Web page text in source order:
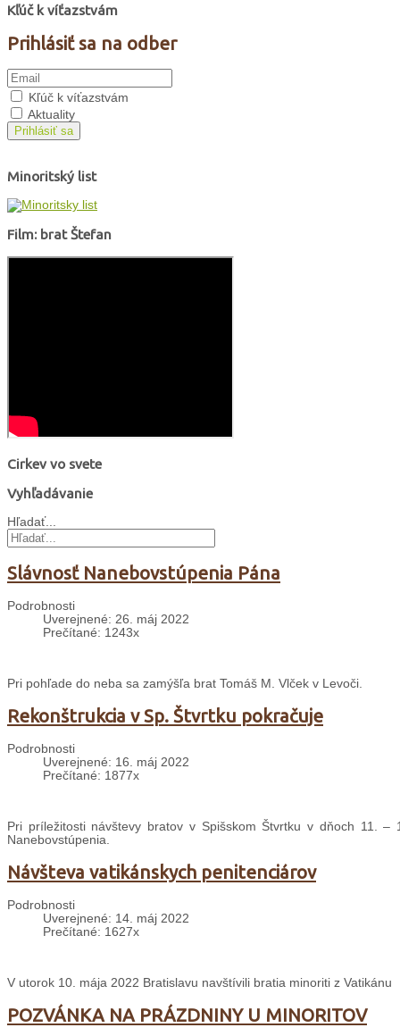
Kľúč k víťazstvám
Prihlásiť sa na odber
Kľúč k víťazstvám
Aktuality
Prihlásiť sa
Minoritský list
Film: brat Štefan
Cirkev vo svete
Vyhľadávanie
Hľadať...
Slávnosť Nanebovstúpenia Pána
Podrobnosti
Uverejnené: 26. máj 2022
Prečítané: 1243x
Pri pohľade do neba sa zamýšľa brat Tomáš M. Vlček v Levoči.
Rekonštrukcia v Sp. Štvrtku pokračuje
Podrobnosti
Uverejnené: 16. máj 2022
Prečítané: 1877x
Pri príležitosti návštevy bratov v Spišskom Štvrtku v dňoch 11.
Nanebovstúpenia.
Návšteva vatikánskych penitenciárov
Podrobnosti
Uverejnené: 14. máj 2022
Prečítané: 1627x
V utorok 10. mája 2022 Bratislavu navštívili bratia minoriti z Vatikánu
POZVÁNKA NA PRÁZDNINY U MINORITOV